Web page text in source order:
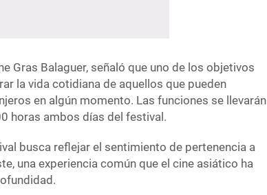
Gras Balaguer, señaló que uno de los objetivos
la vida cotidiana de aquellos que pueden
en algún momento. Las funciones se llevarán
horas ambos días del festival.
busca reflejar el sentimiento de pertenencia a
una experiencia común que el cine asiático ha